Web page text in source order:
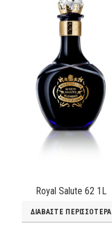
Royal Salute 62 1L
ΔΙΑΒΆΣΤΕ ΠΕΡΙΣΣΌΤΕΡΑ